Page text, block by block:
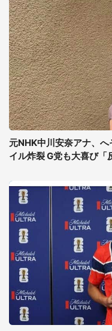
元NHK中川安奈アナ、
イル炸裂 G党も大喜び「